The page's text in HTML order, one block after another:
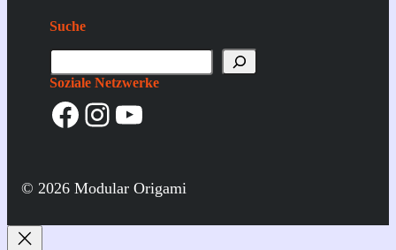
Suche
u
c
h
Soziale Netzwerke
Facebook Instagram YouTube
© 2026 Modular Origami